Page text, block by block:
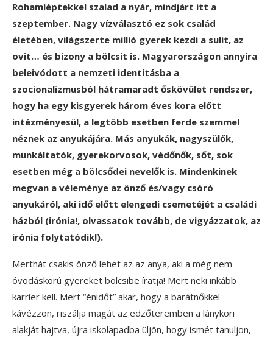
Rohamléptekkel szalad a nyár, mindjárt itt a
szeptember. Nagy vízválasztó ez sok család
életében, világszerte millió gyerek kezdi a sulit, az
ovit… és bizony a bölcsit is. Magyarországon annyira
beleivódott a nemzeti identitásba a
szocionalizmusból hátramaradt őskövület rendszer,
hogy ha egy kisgyerek három éves kora előtt
intézményesül, a legtöbb esetben ferde szemmel
néznek az anyukájára. Más anyukák, nagyszülők,
munkáltatók, gyerekorvosok, védőnők, sőt, sok
esetben még a bölcsődei nevelők is. Mindenkinek
megvan a véleménye az önző és/vagy csóró
anyukáról, aki idő előtt elengedi csemetéjét a családi
házból (irónia!, olvassatok tovább, de vigyázzatok, az
irónia folytatódik!).
Merthát csakis önző lehet az az anya, aki a még nem
óvodáskorú gyereket bölcsibe íratja! Mert neki inkább
karrier kell. Mert “énidőt” akar, hogy a barátnőkkel
kávézzon, riszálja magát az edzőteremben a lánykori
alakját hajtva, újra iskolapadba üljön, hogy ismét tanuljon,